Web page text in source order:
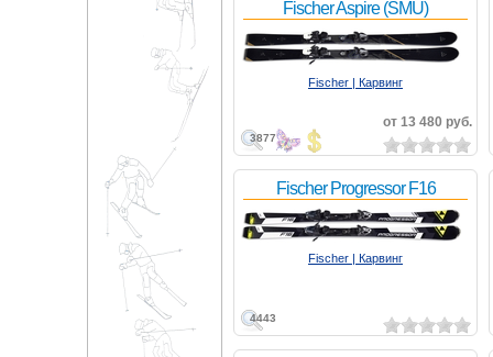
3877
от 13 480 руб.
Fischer Aspire (SMU)
Fischer | Карвинг
4443
Fischer Progressor F16
Fischer | Карвинг